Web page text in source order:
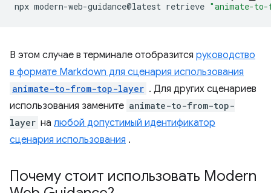
npx modern-web-guidance@latest retrieve "animate-
В этом случае в терминале отобразится руководство
в формате Markdown для сценария использования
animate-to-from-top-layer . Для других сценариев
использования замените animate-to-from-top-
layer на любой допустимый идентификатор
сценария использования .
Почему стоит использовать Modern